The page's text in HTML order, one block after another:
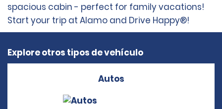
spacious cabin - perfect for family vacations!
Start your trip at Alamo and Drive Happy®!
Explore otros tipos de vehículo
Autos